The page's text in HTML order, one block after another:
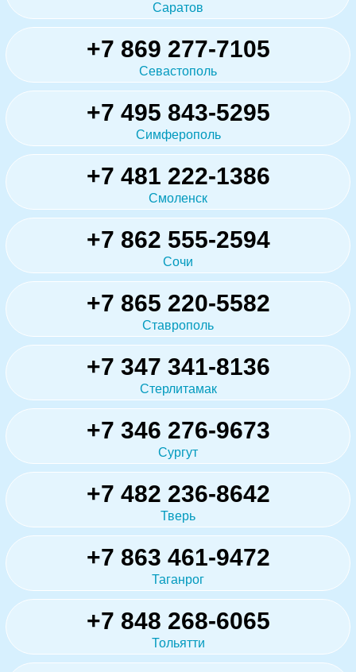
Саратов
+7 869 277-7105
Севастополь
+7 495 843-5295
Симферополь
+7 481 222-1386
Смоленск
+7 862 555-2594
Сочи
+7 865 220-5582
Ставрополь
+7 347 341-8136
Стерлитамак
+7 346 276-9673
Сургут
+7 482 236-8642
Тверь
+7 863 461-9472
Таганрог
+7 848 268-6065
Тольятти